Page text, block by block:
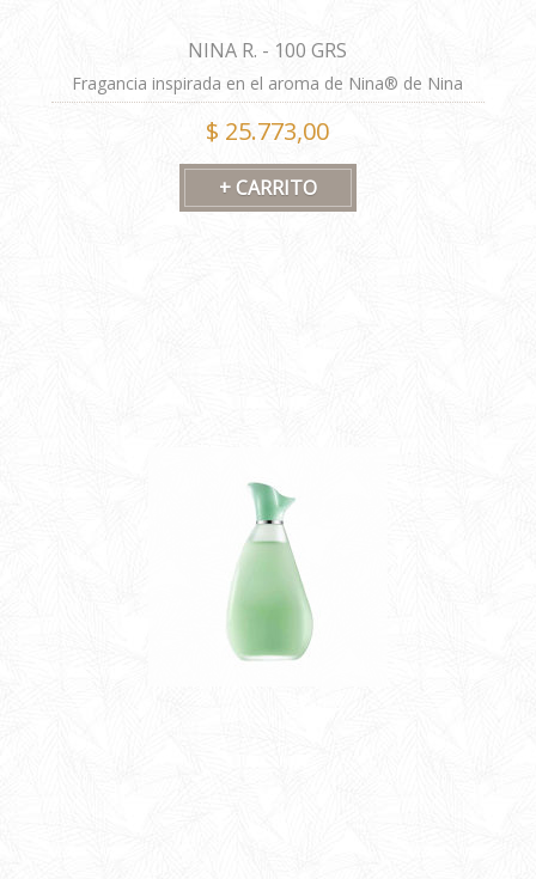
NINA R. - 100 GRS
Fragancia inspirada en el aroma de Nina® de Nina
Ricci®. Las imágenes tienen carácter ilustrativo. NUEVA
FORMULA
$ 25.773,00